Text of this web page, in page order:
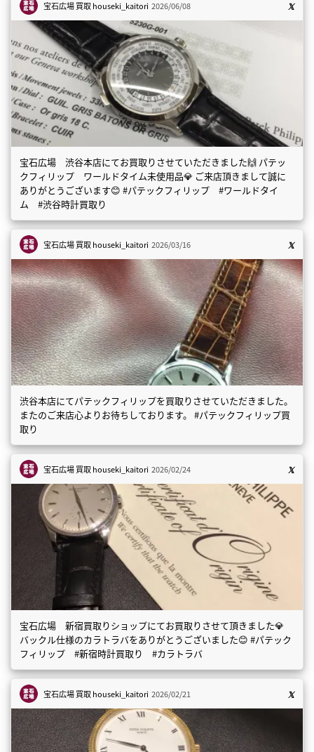
宝石広場 買取houseki_kaitori 2026/06/08
宝石広場 渋谷本店にてお買取りさせていただきました🙌 パテッ
クフィリップ ワールドタイム未使用品💎 ご来店頂きまして誠に
ありがとうございます😊 #パテックフィリップ #ワールドタイ
ム #渋谷時計買取り
宝石広場 買取houseki_kaitori 2026/03/16
渋谷本店にてパテックフィリップを買取りさせていただきました。
またのご来店心よりお待ちしております。 #パテックフィリップ買
取り
宝石広場 買取houseki_kaitori 2026/02/24
宝石広場 新宿買取りショップにてお買取りさせて頂きました💎
バックル仕様のカラトラバをありがとうございました😊 #パテック
フィリップ #新宿時計買取り #カラトラバ
宝石広場 買取houseki_kaitori 2026/02/21